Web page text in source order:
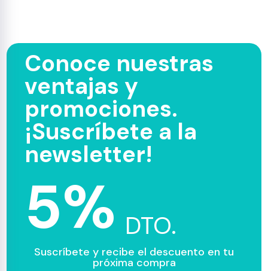
Conoce nuestras
ventajas y
promociones.
¡Suscríbete a la
newsletter!
5% DTO.
Suscríbete y recibe el descuento en tu
próxima compra